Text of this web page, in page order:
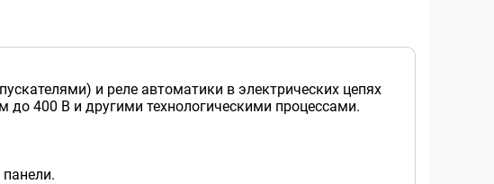
и реле автоматики в электрических цепях
до 400 В и другими технологическими процессами.